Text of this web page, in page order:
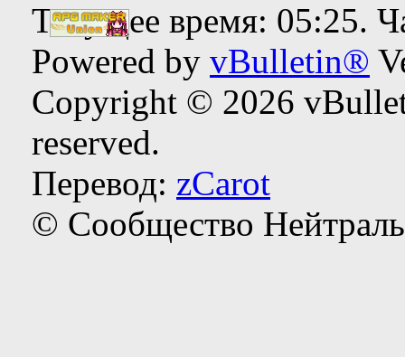
Текущее время: 05:25.
Powered by vBulletin®
Copyright © 2026
reserved.
Перевод: zCarot
© Сообщество